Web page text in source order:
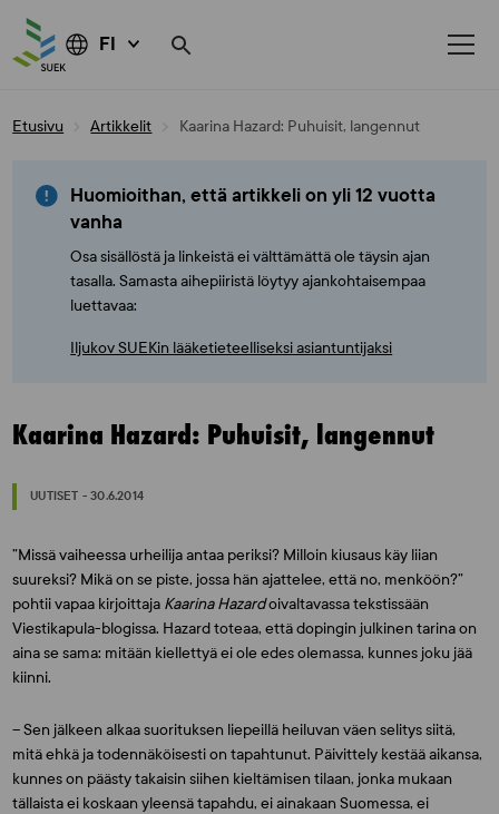
FI
Etusivu Artikkelit Kaarina Hazard: Puhuisit, langennut
Huomioithan, että artikkeli on yli 12 vuotta
vanha
Osa sisällöstä ja linkeistä ei välttämättä ole täysin ajan
tasalla. Samasta aihepiiristä löytyy ajankohtaisempaa
luettavaa:
Iljukov SUEKin lääketieteelliseksi asiantuntijaksi
Kaarina Hazard: Puhuisit, langennut
UUTISET - 30.6.2014
”Missä vaiheessa urheilija antaa periksi? Milloin kiusaus käy liian
suureksi? Mikä on se piste, jossa hän ajattelee, että no, menköön?”
pohtii vapaa kirjoittaja Kaarina Hazardoivaltavassa tekstissään
Viestikapula-blogissa. Hazard toteaa, että dopingin julkinen tarina on
aina se sama: mitään kiellettyä ei ole edes olemassa, kunnes joku jää
kiinni.
– Sen jälkeen alkaa suorituksen liepeillä heiluvan väen selitys siitä,
mitä ehkä ja todennäköisesti on tapahtunut. Päivittely kestää aikansa,
kunnes on päästy takaisin siihen kieltämisen tilaan, jonka mukaan
tällaista ei koskaan yleensä tapahdu, ei ainakaan Suomessa, ei